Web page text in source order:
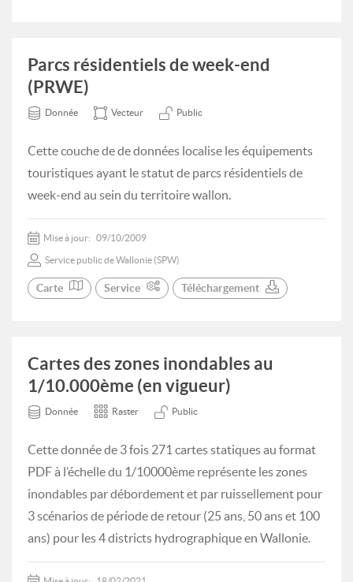
Parcs résidentiels de week-end
(PRWE)
Donnée Vecteur Public
Cette couche de de données localise les équipements
touristiques ayant le statut de parcs résidentiels de
week-end au sein du territoire wallon.
Mise à jour: 09/10/2009
Service public de Wallonie (SPW)
Carte Service Téléchargement
Cartes des zones inondables au
1/10.000ème (en vigueur)
Donnée Raster Public
Cette donnée de 3 fois 271 cartes statiques au format
PDF à l’échelle du 1/10000ème représente les zones
inondables par débordement et par ruissellement pour
3 scénarios de période de retour (25 ans, 50 ans et 100
ans) pour les 4 districts hydrographique en Wallonie.